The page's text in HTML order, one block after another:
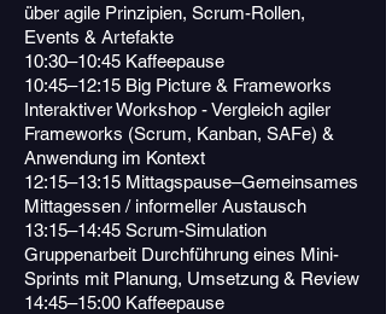
über agile Prinzipien, Scrum-Rollen,
Events & Artefakte
10:30–10:45 Kaffeepause
10:45–12:15 Big Picture & Frameworks
Interaktiver Workshop - Vergleich agiler
Frameworks (Scrum, Kanban, SAFe) &
Anwendung im Kontext
12:15–13:15 Mittagspause–Gemeinsames
Mittagessen / informeller Austausch
13:15–14:45 Scrum-Simulation
Gruppenarbeit Durchführung eines Mini-
Sprints mit Planung, Umsetzung & Review
14:45–15:00 Kaffeepause